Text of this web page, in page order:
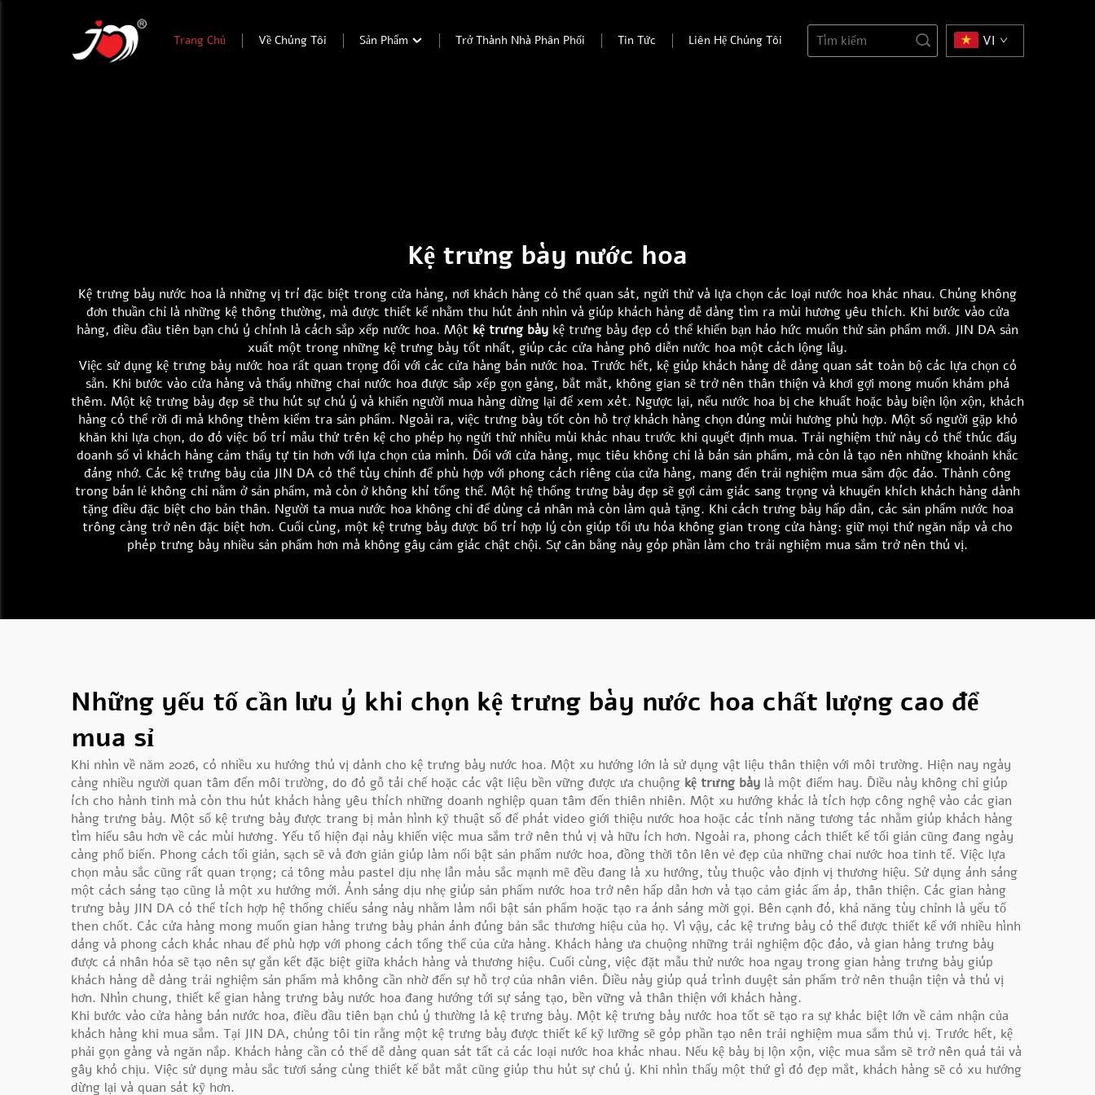
Trang Chủ Về Chúng Tôi Sản Phẩm Trở Thành Nhà Phân Phối Tin Tức Liên Hệ Chúng Tôi VI
Kệ trưng bày nước hoa
Kệ trưng bày nước hoa là những vị trí đặc biệt trong cửa hàng, nơi khách hàng có thể quan sát, ngửi thử và lựa chọn các loại nước hoa khác nhau. Chúng không
đơn thuần chỉ là những kệ thông thường, mà được thiết kế nhằm thu hút ánh nhìn và giúp khách hàng dễ dàng tìm ra mùi hương yêu thích. Khi bước vào cửa
hàng, điều đầu tiên bạn chú ý chính là cách sắp xếp nước hoa. Một kệ trưng bày kệ trưng bày đẹp có thể khiến bạn háo hức muốn thử sản phẩm mới. JIN DA sản
xuất một trong những kệ trưng bày tốt nhất, giúp các cửa hàng phô diễn nước hoa một cách lộng lẫy.
Việc sử dụng kệ trưng bày nước hoa rất quan trọng đối với các cửa hàng bán nước hoa. Trước hết, kệ giúp khách hàng dễ dàng quan sát toàn bộ các lựa chọn có
sẵn. Khi bước vào cửa hàng và thấy những chai nước hoa được sắp xếp gọn gàng, bắt mắt, không gian sẽ trở nên thân thiện và khơi gợi mong muốn khám phá
thêm. Một kệ trưng bày đẹp sẽ thu hút sự chú ý và khiến người mua hàng dừng lại để xem xét. Ngược lại, nếu nước hoa bị che khuất hoặc bày biện lộn xộn, khách
hàng có thể rời đi mà không thèm kiểm tra sản phẩm. Ngoài ra, việc trưng bày tốt còn hỗ trợ khách hàng chọn đúng mùi hương phù hợp. Một số người gặp khó
khăn khi lựa chọn, do đó việc bố trí mẫu thử trên kệ cho phép họ ngửi thử nhiều mùi khác nhau trước khi quyết định mua. Trải nghiệm thử này có thể thúc đẩy
doanh số vì khách hàng cảm thấy tự tin hơn với lựa chọn của mình. Đối với cửa hàng, mục tiêu không chỉ là bán sản phẩm, mà còn là tạo nên những khoảnh khắc
đáng nhớ. Các kệ trưng bày của JIN DA có thể tùy chỉnh để phù hợp với phong cách riêng của cửa hàng, mang đến trải nghiệm mua sắm độc đáo. Thành công
trong bán lẻ không chỉ nằm ở sản phẩm, mà còn ở không khí tổng thể. Một hệ thống trưng bày đẹp sẽ gợi cảm giác sang trọng và khuyến khích khách hàng dành
tặng điều đặc biệt cho bản thân. Người ta mua nước hoa không chỉ để dùng cá nhân mà còn làm quà tặng. Khi cách trưng bày hấp dẫn, các sản phẩm nước hoa
trông càng trở nên đặc biệt hơn. Cuối cùng, một kệ trưng bày được bố trí hợp lý còn giúp tối ưu hóa không gian trong cửa hàng: giữ mọi thứ ngăn nắp và cho
phép trưng bày nhiều sản phẩm hơn mà không gây cảm giác chật chội. Sự cân bằng này góp phần làm cho trải nghiệm mua sắm trở nên thú vị.
Những yếu tố cần lưu ý khi chọn kệ trưng bày nước hoa chất lượng cao để
mua sỉ
Khi nhìn về năm 2026, có nhiều xu hướng thú vị dành cho kệ trưng bày nước hoa. Một xu hướng lớn là sử dụng vật liệu thân thiện với môi trường. Hiện nay ngày
càng nhiều người quan tâm đến môi trường, do đó gỗ tái chế hoặc các vật liệu bền vững được ưa chuộng kệ trưng bày là một điểm hay. Điều này không chỉ giúp
ích cho hành tinh mà còn thu hút khách hàng yêu thích những doanh nghiệp quan tâm đến thiên nhiên. Một xu hướng khác là tích hợp công nghệ vào các gian
hàng trưng bày. Một số kệ trưng bày được trang bị màn hình kỹ thuật số để phát video giới thiệu nước hoa hoặc các tính năng tương tác nhằm giúp khách hàng
tìm hiểu sâu hơn về các mùi hương. Yếu tố hiện đại này khiến việc mua sắm trở nên thú vị và hữu ích hơn. Ngoài ra, phong cách thiết kế tối giản cũng đang ngày
càng phổ biến. Phong cách tối giản, sạch sẽ và đơn giản giúp làm nổi bật sản phẩm nước hoa, đồng thời tôn lên vẻ đẹp của những chai nước hoa tinh tế. Việc lựa
chọn màu sắc cũng rất quan trọng; cả tông màu pastel dịu nhẹ lẫn màu sắc mạnh mẽ đều đang là xu hướng, tùy thuộc vào định vị thương hiệu. Sử dụng ánh sáng
một cách sáng tạo cũng là một xu hướng mới. Ánh sáng dịu nhẹ giúp sản phẩm nước hoa trở nên hấp dẫn hơn và tạo cảm giác ấm áp, thân thiện. Các gian hàng
trưng bày JIN DA có thể tích hợp hệ thống chiếu sáng này nhằm làm nổi bật sản phẩm hoặc tạo ra ánh sáng mời gọi. Bên cạnh đó, khả năng tùy chỉnh là yếu tố
then chốt. Các cửa hàng mong muốn gian hàng trưng bày phản ánh đúng bản sắc thương hiệu của họ. Vì vậy, các kệ trưng bày có thể được thiết kế với nhiều hình
dáng và phong cách khác nhau để phù hợp với phong cách tổng thể của cửa hàng. Khách hàng ưa chuộng những trải nghiệm độc đáo, và gian hàng trưng bày
được cá nhân hóa sẽ tạo nên sự gắn kết đặc biệt giữa khách hàng và thương hiệu. Cuối cùng, việc đặt mẫu thử nước hoa ngay trong gian hàng trưng bày giúp
khách hàng dễ dàng trải nghiệm sản phẩm mà không cần nhờ đến sự hỗ trợ của nhân viên. Điều này giúp quá trình duyệt sản phẩm trở nên thuận tiện và thú vị
hơn. Nhìn chung, thiết kế gian hàng trưng bày nước hoa đang hướng tới sự sáng tạo, bền vững và thân thiện với khách hàng.
Khi bước vào cửa hàng bán nước hoa, điều đầu tiên bạn chú ý thường là kệ trưng bày. Một kệ trưng bày nước hoa tốt sẽ tạo ra sự khác biệt lớn về cảm nhận của
khách hàng khi mua sắm. Tại JIN DA, chúng tôi tin rằng một kệ trưng bày được thiết kế kỹ lưỡng sẽ góp phần tạo nên trải nghiệm mua sắm thú vị. Trước hết, kệ
phải gọn gàng và ngăn nắp. Khách hàng cần có thể dễ dàng quan sát tất cả các loại nước hoa khác nhau. Nếu kệ bày bị lộn xộn, việc mua sắm sẽ trở nên quá tải và
gây khó chịu. Việc sử dụng màu sắc tươi sáng cùng thiết kế bắt mắt cũng giúp thu hút sự chú ý. Khi nhìn thấy một thứ gì đó đẹp mắt, khách hàng sẽ có xu hướng
dừng lại và quan sát kỹ hơn.